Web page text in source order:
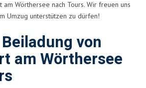
Wörthersee nach Tours. Wir freuen uns
Umzug unterstützen zu dürfen!
von
am Wörthersee